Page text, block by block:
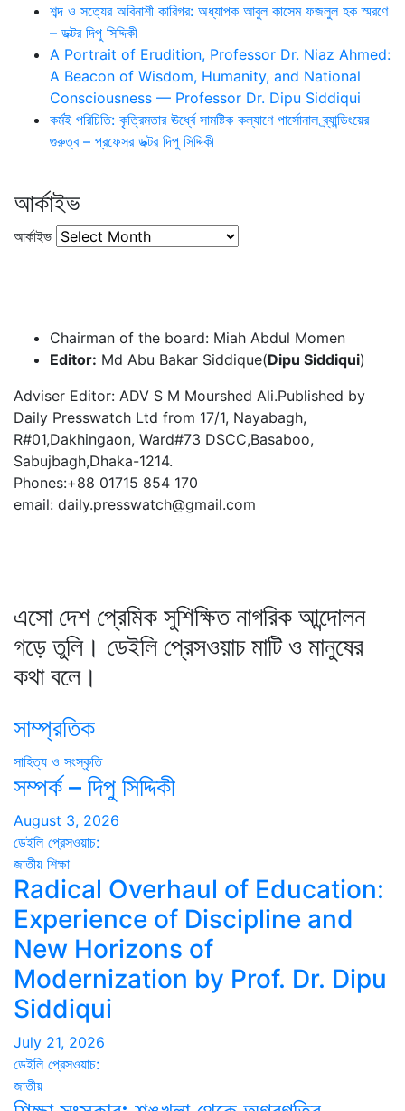
শব্দ ও সত্যের অবিনাশী কারিগর: অধ্যাপক আবুল কাসেম ফজলুল হক স্মরণে
– ডক্টর দিপু সিদ্দিকী
A Portrait of Erudition, Professor Dr. Niaz Ahmed:
A Beacon of Wisdom, Humanity, and National
Consciousness — Professor Dr. Dipu Siddiqui
কর্মই পরিচিতি: কৃত্রিমতার ঊর্ধ্বে সামষ্টিক কল্যাণে পার্সোনাল ব্র্যান্ডিংয়ের
গুরুত্ব – প্রফেসর ডক্টর দিপু সিদ্দিকী
আর্কাইভ
আর্কাইভ
Chairman of the board: Miah Abdul Momen
Editor: Md Abu Bakar Siddique(Dipu Siddiqui)
Adviser Editor: ADV S M Mourshed Ali.Published by
Daily Presswatch Ltd from 17/1, Nayabagh,
R#01,Dakhingaon, Ward#73 DSCC,Basaboo,
Sabujbagh,Dhaka-1214.
Phones:+88 01715 854 170
email: daily.presswatch@gmail.com
এসো দেশ প্রেমিক সুশিক্ষিত নাগরিক আন্দোলন
গড়ে তুলি। ডেইলি প্রেসওয়াচ মাটি ও মানুষের
কথা বলে।
সাম্প্রতিক
সাহিত্য ও সংস্কৃতি
সম্পর্ক – দিপু সিদ্দিকী
August 3, 2026
ডেইলি প্রেসওয়াচ:
জাতীয় শিক্ষা
Radical Overhaul of Education:
Experience of Discipline and
New Horizons of
Modernization by Prof. Dr. Dipu
Siddiqui
July 21, 2026
ডেইলি প্রেসওয়াচ:
জাতীয়